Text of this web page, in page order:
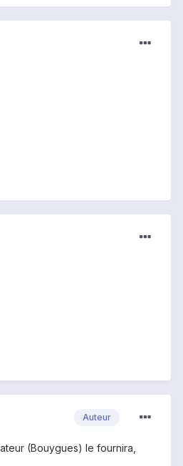
Auteur
(Bouygues) le fournira,